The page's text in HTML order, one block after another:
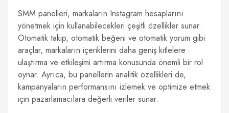
SMM panelleri, markaların Instagram hesaplarını
yönetmek için kullanabilecekleri çeşitli özellikler sunar.
Otomatik takip, otomatik beğeni ve otomatik yorum gibi
araçlar, markaların içeriklerini daha geniş kitlelere
ulaştırma ve etkileşimi artırma konusunda önemli bir rol
oynar. Ayrıca, bu panellerin analitik özellikleri de,
kampanyaların performansını izlemek ve optimize etmek
için pazarlamacılara değerli veriler sunar.